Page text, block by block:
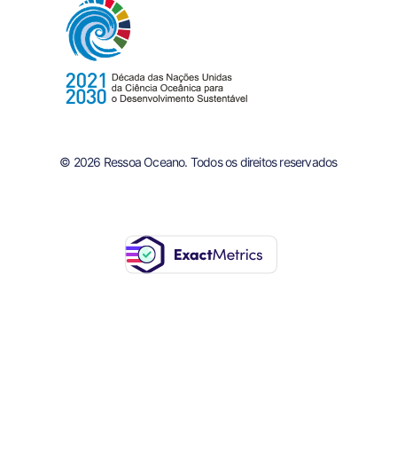
© 2026 Ressoa Oceano. Todos os direitos reservados